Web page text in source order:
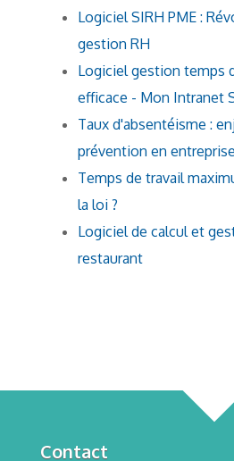
Logiciel SIRH PME :
gestion RH
Logiciel gestion temps
efficace - Mon Intranet
Taux d'absentéisme :
prévention en entreprise
Temps de travail
la loi ?
Logiciel de calcul et
restaurant
Contact